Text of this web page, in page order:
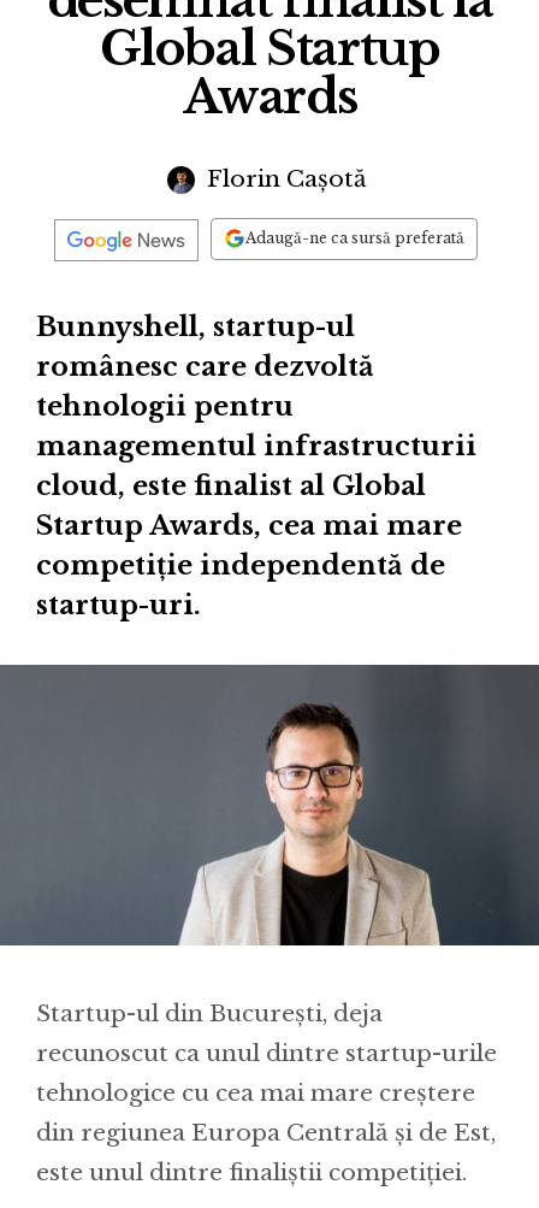
Global Startup
Awards
Florin Cașotă
Adaugă-ne ca sursă preferată
Bunnyshell, startup-ul
românesc care dezvoltă
tehnologii pentru
managementul infrastructurii
cloud, este finalist al Global
Startup Awards, cea mai mare
competiție independentă de
startup-uri.
Startup-ul din București, deja
recunoscut ca unul dintre startup-urile
tehnologice cu cea mai mare creștere
din regiunea Europa Centrală și de Est,
este unul dintre finaliștii competiției.